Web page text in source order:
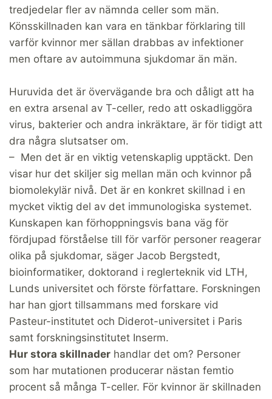
tredjedelar fler av nämnda celler som män.
Könsskillnaden kan vara en tänkbar förklaring till
varför kvinnor mer sällan drabbas av infektioner
men oftare av autoimmuna sjukdomar än män.
Huruvida det är övervägande bra och dåligt att ha
en extra arsenal av T-celler, redo att oskadliggöra
virus, bakterier och andra inkräktare, är för tidigt att
dra några slutsatser om.
– Men det är en viktig vetenskaplig upptäckt. Den
visar hur det skiljer sig mellan män och kvinnor på
biomolekylär nivå. Det är en konkret skillnad i en
mycket viktig del av det immunologiska systemet.
Kunskapen kan förhoppningsvis bana väg för
fördjupad förståelse till för varför personer reagerar
olika på sjukdomar, säger Jacob Bergstedt,
bioinformatiker, doktorand i reglerteknik vid LTH,
Lunds universitet och förste författare. Forskningen
har han gjort tillsammans med forskare vid
Pasteur-institutet och Diderot-universitet i Paris
samt forskningsinstitutet Inserm.
Hur stora skillnader handlar det om? Personer
som har mutationen producerar nästan femtio
procent så många T-celler. För kvinnor är skillnaden